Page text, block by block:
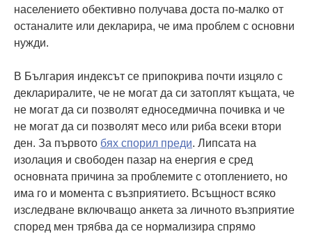
населението обективно получава доста по-малко от
останалите или декларира, че има проблем с основни
нужди.
В България индексът се припокрива почти изцяло с
деклариралите, че не могат да си затоплят къщата, че
не могат да си позволят едноседмична почивка и че
не могат да си позволят месо или риба всеки втори
ден. За първото бях спорил преди. Липсата на
изолация и свободен пазар на енергия е сред
основната причина за проблемите с отоплението, но
има го и момента с възприятието. Всъщност всяко
изследване включващо анкета за личното възприятие
според мен трябва да се нормализира спрямо